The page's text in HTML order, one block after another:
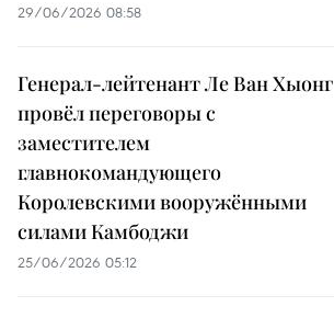
29/06/2026 08:58
Генерал-лейтенант Ле Ван Хыонг
провёл переговоры с
заместителем
главнокомандующего
Королевскими вооружёнными
силами Камбоджи
25/06/2026 05:12